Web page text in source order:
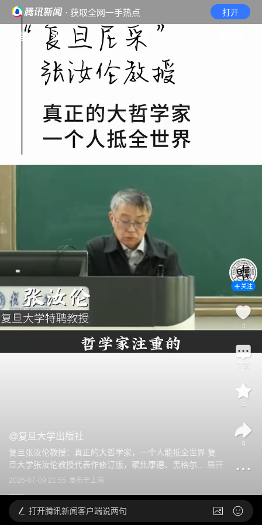
· 获取全网一手热点 打开
首页 视频
@复旦大学出版社
复旦张汝伦教授：真正的大哲学家，一个人能抵全世界 复
旦大学张汝伦教授代表作修订版，聚焦康德、黑格尔...
展开
2026-07-09 21:55 发布于上海
关注
4
评论
4
9
打开腾讯新闻客户端说两句